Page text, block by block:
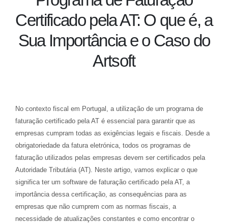
Certificado pela AT: O que é, a
Sua Importância e o Caso do
Artsoft
No contexto fiscal em Portugal, a utilização de um programa de
faturação certificado pela AT é essencial para garantir que as
empresas cumpram todas as exigências legais e fiscais. Desde a
obrigatoriedade da fatura eletrónica, todos os programas de
faturação utilizados pelas empresas devem ser certificados pela
Autoridade Tributária (AT). Neste artigo, vamos explicar o que
significa ter um software de faturação certificado pela AT, a
importância dessa certificação, as consequências para as
empresas que não cumprem com as normas fiscais, a
necessidade de atualizações constantes e como encontrar o